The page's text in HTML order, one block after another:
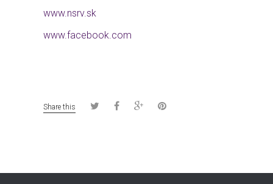
www.nsrv.sk
www.facebook.com
Share this